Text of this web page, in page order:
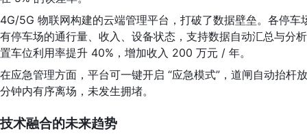
4G/5G 物联网构建的云端管理平台，打破了数据壁垒。各停
有停车场的通行量、收入、设备状态，支持数据自动汇总与分
置车位利用率提升 40%，增加收入 200 万元 / 年。
在应急管理方面，平台可一键开启 “应急模式”，道闸自动抬
分钟内有序离场，未发生拥堵。
技术融合的未来趋势